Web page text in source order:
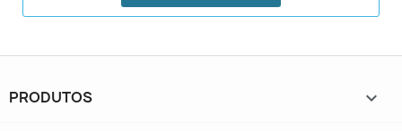
PRODUTOS 